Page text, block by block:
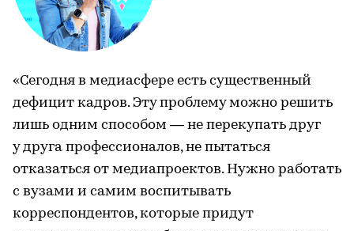
«Сегодня в медиасфере есть существенный
дефицит кадров. Эту проблему можно решить
лишь одним способом ― не перекупать друг
у друга профессионалов, не пытаться
отказаться от медиапроектов. Нужно работать
с вузами и самим воспитывать
корреспондентов, которые придут